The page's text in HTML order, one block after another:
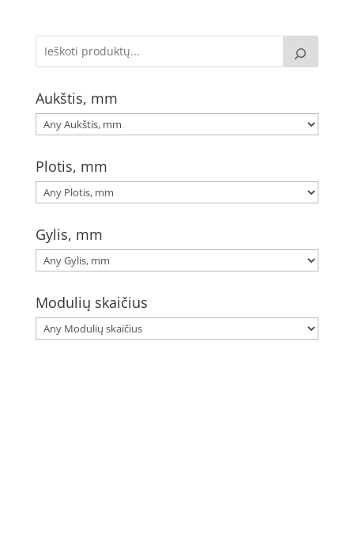
Aukštis, mm
Plotis, mm
Gylis, mm
Modulių skaičius